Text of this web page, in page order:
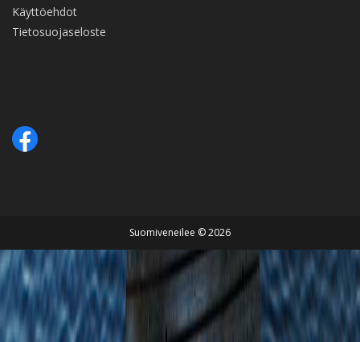
Käyttöehdot
Tietosuojaseloste
Suomiveneilee © 2026